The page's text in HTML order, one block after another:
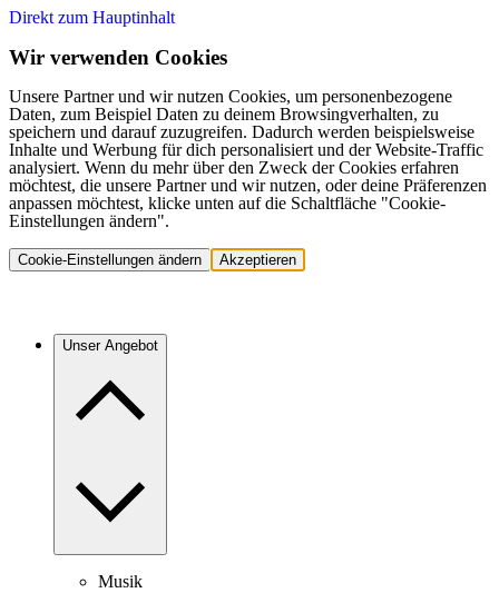
Direkt zum Hauptinhalt
Wir verwenden Cookies
Unsere Partner und wir nutzen Cookies, um personenbezogene
Daten, zum Beispiel Daten zu deinem Browsingverhalten, zu
speichern und darauf zuzugreifen. Dadurch werden beispielsweise
Inhalte und Werbung für dich personalisiert und der Website-Traffic
analysiert. Wenn du mehr über den Zweck der Cookies erfahren
möchtest, die unsere Partner und wir nutzen, oder deine Präferenzen
anpassen möchtest, klicke unten auf die Schaltfläche "Cookie-
Einstellungen ändern".
Cookie-Einstellungen ändern Akzeptieren
Unser Angebot
Musik